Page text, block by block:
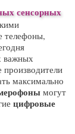
сенсорных
телефоны,
важных
производители
максимально
могут
цифровые